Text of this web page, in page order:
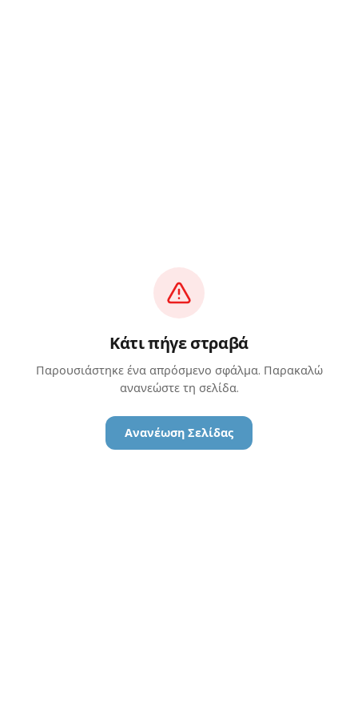
Κάτι πήγε στραβά
Παρουσιάστηκε ένα απρόσμενο σφάλμα. Παρακαλώ
ανανεώστε τη σελίδα.
Ανανέωση Σελίδας